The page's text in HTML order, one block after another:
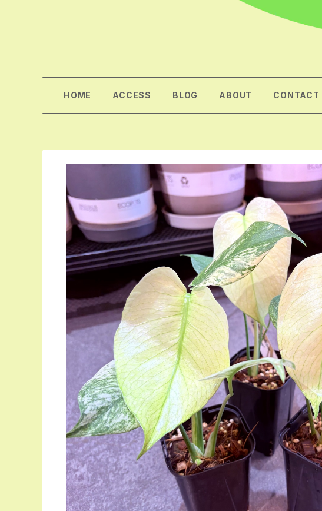
HOME ACCESS BLOG ABOUT CONTACT